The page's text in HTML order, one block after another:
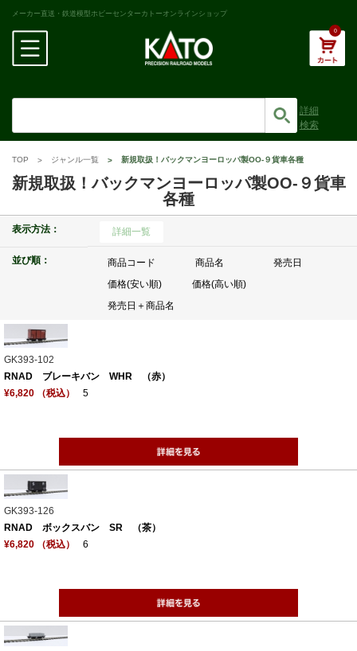
メーカー直送・鉄道模型ホビーセンターカトーオンラインショップ
0
詳細
検索
TOP ジャンル一覧 新規取扱！バックマンヨーロッパ製OO-９貨車各種
新規取扱！バックマンヨーロッパ製OO-９貨車
各種
表示方法： 詳細一覧
並び順： 商品コード 商品名
発売日
価格(安い順)
価格(高い順)
発売日＋商品名
GK393-102
RNAD ブレーキバン WHR （赤）
¥6,820 （税込）
5
GK393-126
RNAD ボックスバン SR （茶）
¥6,820 （税込）
6